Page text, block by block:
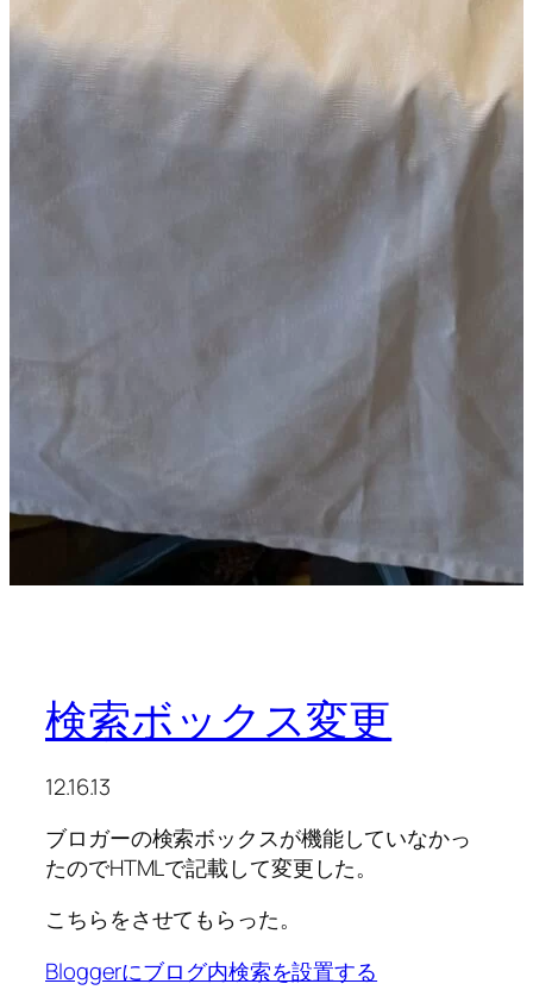
検索ボックス変更
12.16.13
ブロガーの検索ボックスが機能していなかっ
たのでHTMLで記載して変更した。
こちらをさせてもらった。
Bloggerにブログ内検索を設置する